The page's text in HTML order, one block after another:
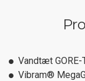
Vandtæt
Vibram®